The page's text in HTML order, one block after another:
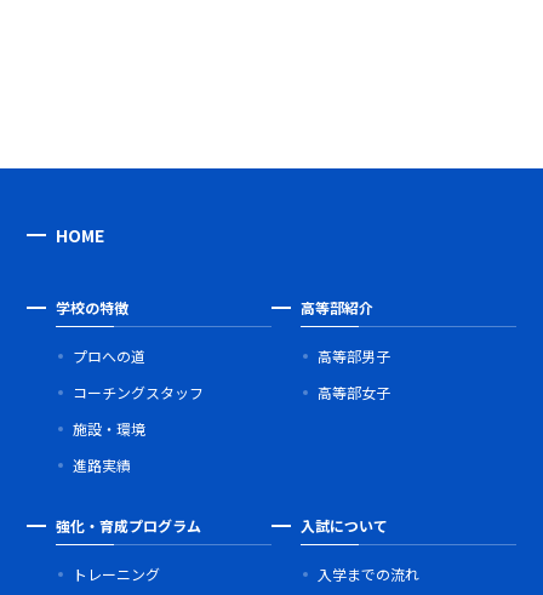
HOME
学校の特徴
プロへの道
コーチングスタッフ
施設・環境
進路実績
高等部紹介
高等部男子
高等部女子
強化・育成プログラム
トレーニング
入試について
入学までの流れ